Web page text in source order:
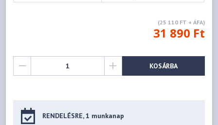
(25 110 FT + ÁFA)
31 890 Ft
KOSÁRBA
RENDELÉSRE, 1 munkanap